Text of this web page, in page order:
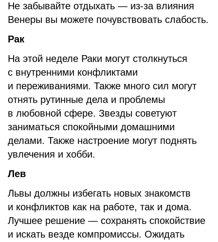
Не забывайте отдыхать — из-за влияния
Венеры вы можете почувствовать слабость.
Рак
На этой неделе Раки могут столкнуться
с внутренними конфликтами
и переживаниями. Также много сил могут
отнять рутинные дела и проблемы
в любовной сфере. Звезды советуют
заниматься спокойными домашними
делами. Также настроение могут поднять
увлечения и хобби.
Лев
Львы должны избегать новых знакомств
и конфликтов как на работе, так и дома.
Лучшее решение — сохранять спокойствие
и искать везде компромиссы. Ожидать